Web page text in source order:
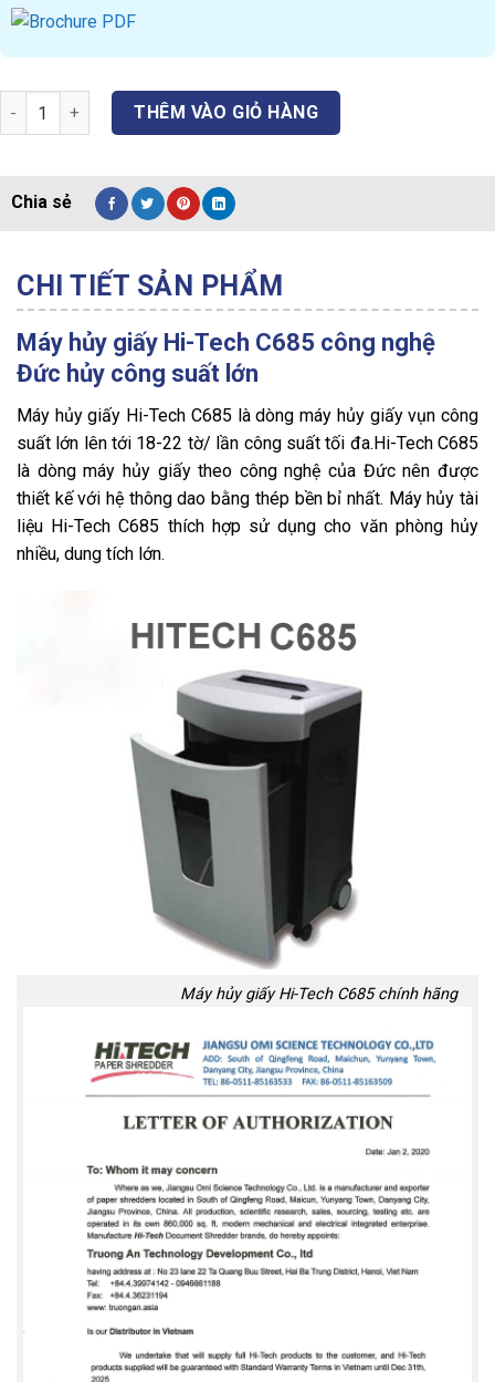
Máy Hủy Tài Liệu/Hủy Giấy Hi-Tech C685 - Nhà phân phối máy
THÊM VÀO GIỎ HÀNG
CHI TIẾT SẢN PHẨM
Máy hủy giấy Hi-Tech C685 công nghệ
Đức hủy công suất lớn
Máy hủy giấy Hi-Tech C685 là dòng máy hủy giấy vụn công
suất lớn lên tới 18-22 tờ/ lần công suất tối đa.Hi-Tech C685
là dòng máy hủy giấy theo công nghệ của Đức nên được
thiết kế với hệ thông dao bằng thép bền bỉ nhất. Máy hủy tài
liệu Hi-Tech C685 thích hợp sử dụng cho văn phòng hủy
nhiều, dung tích lớn.
Máy hủy giấy Hi-Tech C685 chính hãng